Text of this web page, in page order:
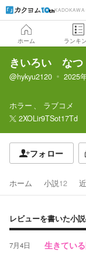
KADOKAWA
ホーム ランキ
きいろい なつ
@hykyu2120 2025
ホラー
ラブコメ
2XOLir9TSot17Td
フォロー
ホーム 小説12
レビューを書いた小説
7月4日 生きてい